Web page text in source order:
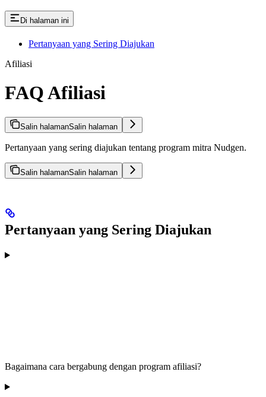
Di halaman ini
Pertanyaan yang Sering Diajukan
Afiliasi
FAQ Afiliasi
Salin halamanSalin halaman
Pertanyaan yang sering diajukan tentang program mitra Nudgen.
Salin halamanSalin halaman
Pertanyaan yang Sering Diajukan
Bagaimana cara bergabung dengan program afiliasi?